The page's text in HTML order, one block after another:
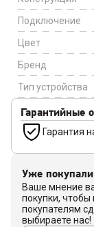
Подключение
Цвет
Бренд
Тип устройства
Гарантийные
Гарантия
Уже покупали
Ваше мнение
покупки,
покупателям
выбираете нас!